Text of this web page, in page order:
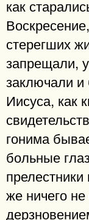
как
стерегших
запрещали,
заключали
Иисуса, как
гонима
больные
же ничего